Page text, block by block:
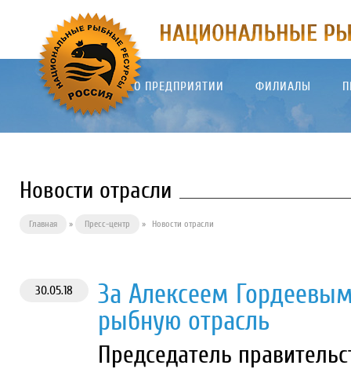
О ПРЕДПРИЯТИИ ФИЛИАЛЫ
Новости отрасли
Главная » Пресс-центр » Новости отрасли
30.05.18
За Алексеем
рыбную отрасль
Председатель